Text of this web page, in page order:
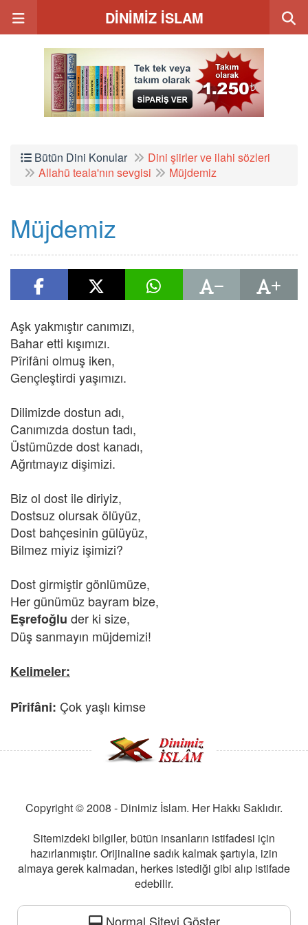
DİNİMİZ İSLAM
Bütün Dini Konular
Dini şiirler ve ilahi sözleri
Allahü teala'nın sevgisi
Müjdemiz
Müjdemiz
Aşk yakmıştır canımızı,
Bahar etti kışımızı.
Pîrifâni olmuş iken,
Gençleştirdi yaşımızı.
Dilimizde dostun adı,
Canımızda dostun tadı,
Üstümüzde dost kanadı,
Ağrıtmayız dişimizi.
Biz ol dost ile diriyiz,
Dostsuz olursak ölüyüz,
Dost bahçesinin gülüyüz,
Bilmez miyiz işimizi?
Dost girmiştir gönlümüze,
Her günümüz bayram bize,
Eşrefoğlu der ki size,
Düş sanmayın müjdemizi!
Kelimeler:
Pîrifâni: Çok yaşlı kimse
Copyright © 2008 - Dinimiz İslam. Her Hakkı Saklıdır.
Sitemizdeki bilgiler, bütün insanların istifadesi için
hazırlanmıştır. Orijinaline sadık kalmak şartıyla, izin
almaya gerek kalmadan, herkes istediği gibi alıp istifade
edebilir.
Normal Siteyi Göster